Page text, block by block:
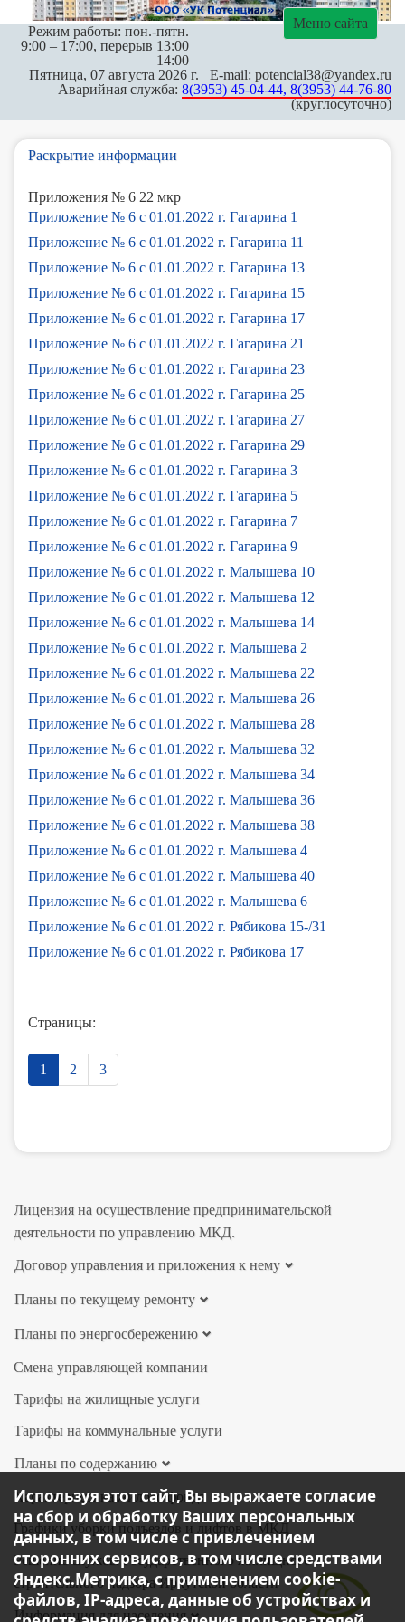
Меню сайта
Режим работы: пон.-пятн.
9:00 – 17:00, перерыв 13:00
– 14:00
Пятница, 07 августа 2026 г. E-mail: potencial38@yandex.ru
Аварийная служба: 8(3953) 45-04-44, 8(3953) 44-76-80
(круглосуточно)
Раскрытие информации
Приложения № 6 22 мкр
Приложение № 6 с 01.01.2022 г. Гагарина 1
Приложение № 6 с 01.01.2022 г. Гагарина 11
Приложение № 6 с 01.01.2022 г. Гагарина 13
Приложение № 6 с 01.01.2022 г. Гагарина 15
Приложение № 6 с 01.01.2022 г. Гагарина 17
Приложение № 6 с 01.01.2022 г. Гагарина 21
Приложение № 6 с 01.01.2022 г. Гагарина 23
Приложение № 6 с 01.01.2022 г. Гагарина 25
Приложение № 6 с 01.01.2022 г. Гагарина 27
Приложение № 6 с 01.01.2022 г. Гагарина 29
Приложение № 6 с 01.01.2022 г. Гагарина 3
Приложение № 6 с 01.01.2022 г. Гагарина 5
Приложение № 6 с 01.01.2022 г. Гагарина 7
Приложение № 6 с 01.01.2022 г. Гагарина 9
Приложение № 6 с 01.01.2022 г. Малышева 10
Приложение № 6 с 01.01.2022 г. Малышева 12
Приложение № 6 с 01.01.2022 г. Малышева 14
Приложение № 6 с 01.01.2022 г. Малышева 2
Приложение № 6 с 01.01.2022 г. Малышева 22
Приложение № 6 с 01.01.2022 г. Малышева 26
Приложение № 6 с 01.01.2022 г. Малышева 28
Приложение № 6 с 01.01.2022 г. Малышева 32
Приложение № 6 с 01.01.2022 г. Малышева 34
Приложение № 6 с 01.01.2022 г. Малышева 36
Приложение № 6 с 01.01.2022 г. Малышева 38
Приложение № 6 с 01.01.2022 г. Малышева 4
Приложение № 6 с 01.01.2022 г. Малышева 40
Приложение № 6 с 01.01.2022 г. Малышева 6
Приложение № 6 с 01.01.2022 г. Рябикова 15-/31
Приложение № 6 с 01.01.2022 г. Рябикова 17
Страницы:
1 2 3
Лицензия на осуществление предпринимательской
деятельности по управлению МКД.
Договор управления и приложения к нему
Планы по текущему ремонту
Планы по энергосбережению
Смена управляющей компании
Тарифы на жилищные услуги
Тарифы на коммунальные услуги
Планы по содержанию
Характеристика жилого фонда
Графики уборки подъездов и лифтов в МКД
Решение службы Государственного жилищного и
строительного надзора Иркутской области
Информация для населения
Используя этот сайт, Вы выражаете согласие
на сбор и обработку Ваших персональных
данных, в том числе с привлечением
сторонних сервисов, в том числе средствами
Яндекс.Метрика, с применением cookie-
файлов, IP-адреса, данные об устройствах и